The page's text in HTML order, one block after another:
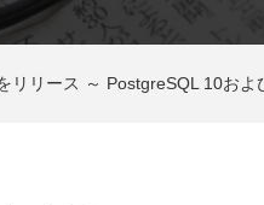
リリース ～ PostgreSQL 10およ